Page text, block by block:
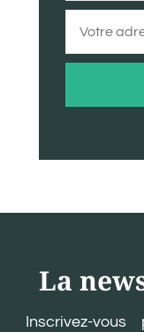
La
Inscrivez-